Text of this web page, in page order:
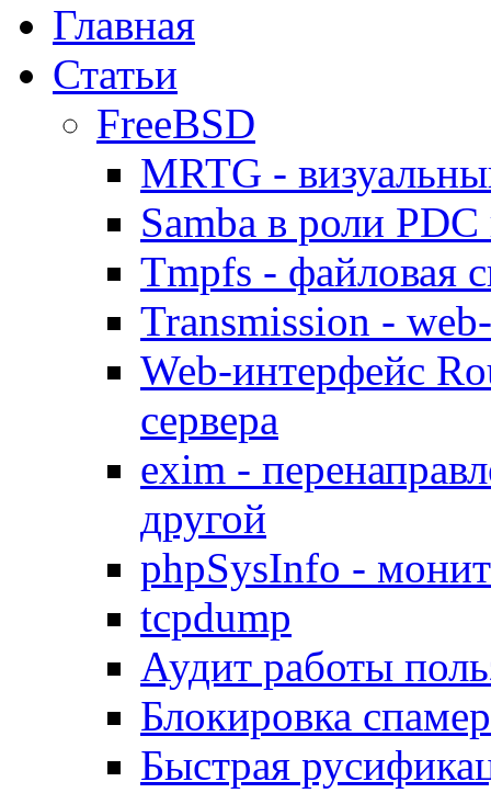
Главная
Статьи
FreeBSD
MRTG -
Samba в роли
Tmpfs - файловая
Transmission -
Web-интерфейс
сервера
exim -
другой
phpSysInfo -
tcpdump
Аудит работы
Блокировка
Быстрая